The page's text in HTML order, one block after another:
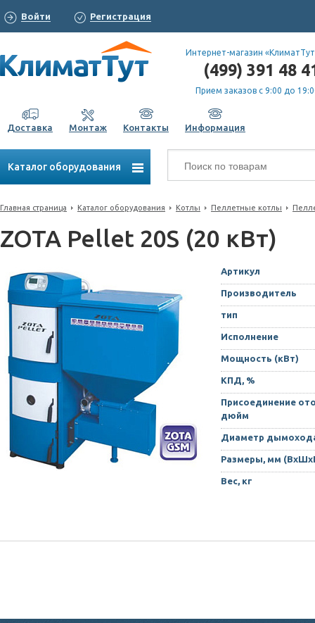
Войти Регистрация
Интернет-магазин
(499) 391 48
Прием заказов с 9:00 до
Доставка Монтаж Контакты Информация
Каталог оборудования
Главная страница Каталог оборудования Котлы Пеллетные котлы
ZOTA Pellet 20S (20 кВт)
Артикул
Производитель
тип
Исполнение
Мощность (кВт)
КПД, %
Присоединение
дюйм
Диаметр
Размеры, мм
Вес, кг